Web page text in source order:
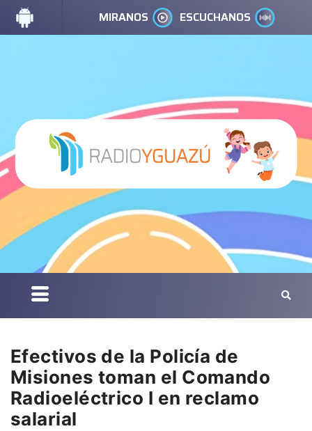
MIRANOS ESCUCHANOS
Efectivos de la Policía de
Misiones toman el Comando
Radioeléctrico I en reclamo
salarial